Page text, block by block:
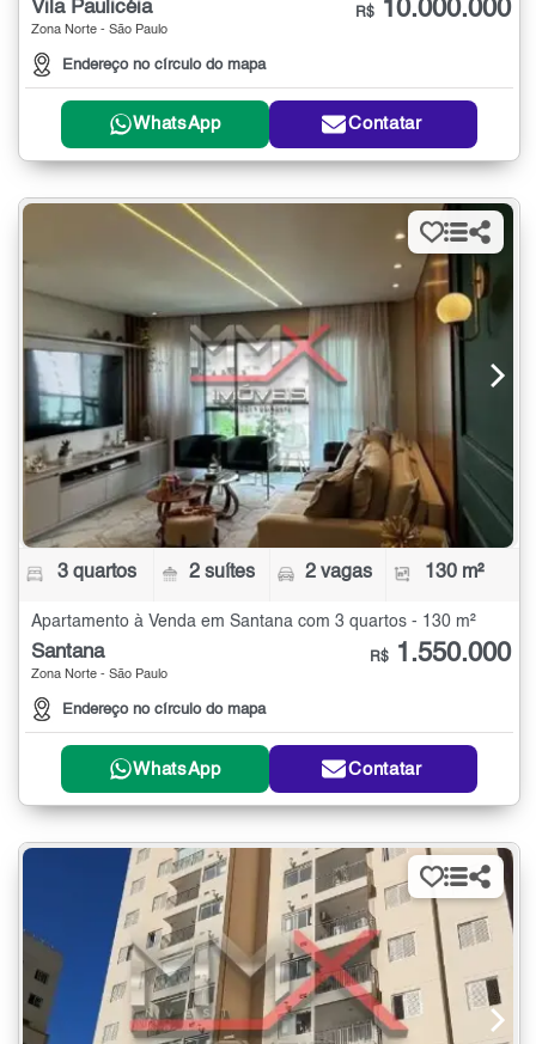
Vila Paulicéia
Zona Norte - São Paulo
Endereço no círculo do mapa
R$ 10.000.000
WhatsApp Contatar
3 quartos 2 suítes 2 vagas 130 m²
Apartamento à Venda em Santana com 3 quartos - 130 m²
Santana
Zona Norte - São Paulo
Endereço no círculo do mapa
R$ 1.550.000
WhatsApp Contatar